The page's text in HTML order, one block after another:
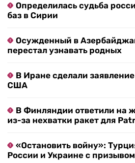
Определилась судьба
баз в Сирии
Осужденный в
перестал узнавать родных
В Иране сделали
США
В Финляндии ответили на
из-за нехватки ракет для
«Остановить войну»:
России и Украине с призывом